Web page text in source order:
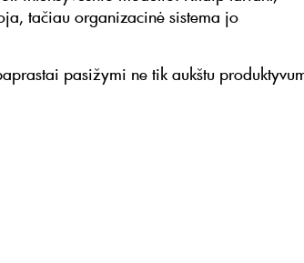
tačiau organizacinė sistema jo
pasižymi ne tik aukštu